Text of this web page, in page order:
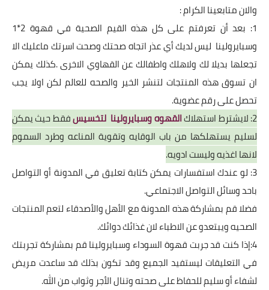
والان متابعينا الكرام :
1: بعد أن تعرفتم على كل هذه القيم الصحية في قهوة 2*1
وسبايرولينا ليس لديك أي عذر اتجاه صحتك وصحت اسرتك ماعليك الا
تجعلها بديلا لك ولاهلك واطفالك عن القهاوي الاخرى .كذلك يمكن
ان تسوق هذه المنتجات لتنشر الخير والصحه للعالم لكن اولا يجب
تحصل علىرقم عضوية.
2: لايشترط استهلاك
القهوه وسبايرولينا لتخسيسفقط حيث يمكن
لسليم يستهلكها من باب الوقايه وتقوية المناعه وطرد السموم
لانها اغذيه وليست ادويه.
3: لو عندك استفسارات يمكن كتابة تعليق في المدونة أو التواصل
باحد وسائل التواصل الاجتماعي.
فضلا قم بمشاركة هذه المدونة مع الأهل والأصدقاء لتعم المنتجات
الصحيه ويبتعدو عن الاطباء لان غذائك دوائك.
4:إذا كنت قد جربت قهوة السوداء وسبايرولينا قم بمشاركة تجربتك
في التعليقات ليستفيد الجميع وقد تكون بذلك قد ساعدت مريض
لشفاء أو سليم للحفاظ على صحته وتنال الأجر وثواب من الله.